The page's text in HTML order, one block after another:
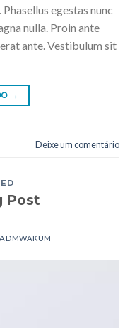
egestas nunc
nulla. Proin ante
ante. Vestibulum sit
→
Deixe um comentário
Post
ADMWAKUM